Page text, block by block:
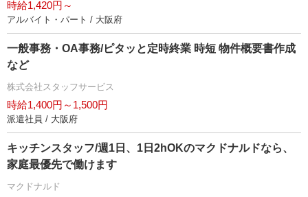
時給1,420円～
アルバイト・パート / 大阪府
一般事務・OA事務/ピタッと定時終業 時短 物件概要書作成
など
株式会社スタッフサービス
時給1,400円～1,500円
派遣社員 / 大阪府
キッチンスタッフ/週1日、1日2hOKのマクドナルドなら、
家庭最優先で働けます
マクドナルド